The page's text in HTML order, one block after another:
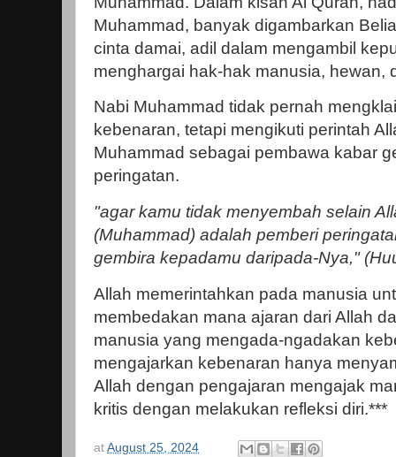
Muhammad, banyak digambarkan
cinta damai, adil dalam mengambil
menghargai hak-hak manusia, hewan,
Nabi Muhammad tidak pernah
kebenaran, tetapi mengikuti perintah
Muhammad sebagai pembawa kabar
peringatan.
"agar kamu tidak menyembah selain
(Muhammad) adalah pemberi
gembira kepadamu daripada-Nya,"
Allah memerintahkan pada manusia
membedakan mana ajaran dari Allah
manusia yang mengada-ngadakan
mengajarkan kebenaran hanya
Allah dengan pengajaran mengajak
kritis dengan melakukan refleksi diri.***
at August 25, 2024